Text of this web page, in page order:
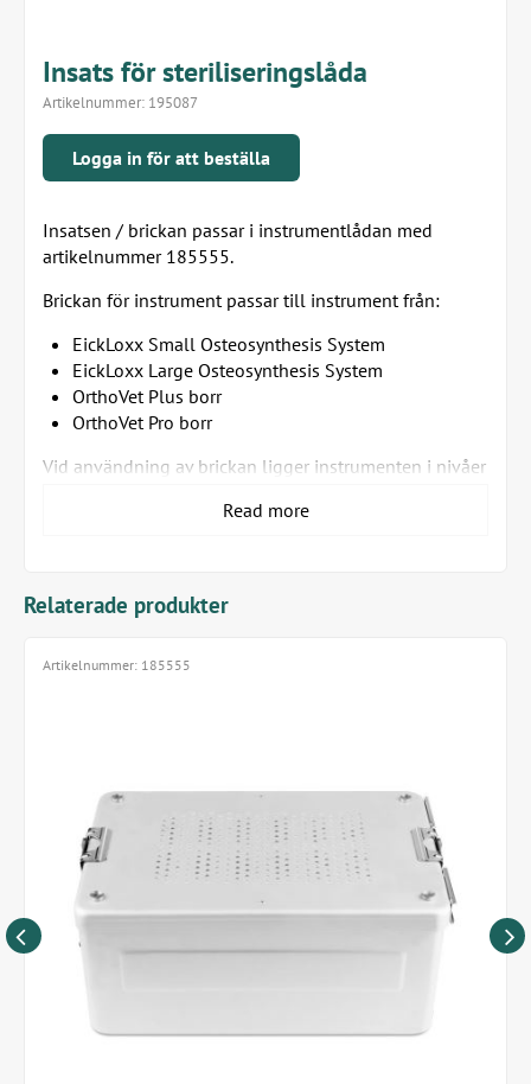
Insats för steriliseringslåda
Artikelnummer: 195087
Logga in för att beställa
Insatsen / brickan passar i instrumentlådan med
artikelnummer 185555.
Brickan för instrument passar till instrument från:
EickLoxx Small Osteosynthesis System
EickLoxx Large Osteosynthesis System
OrthoVet Plus borr
OrthoVet Pro borr
Vid användning av brickan ligger instrumenten i nivåer
eller i en annan lämplig instrumentlåda.
Read more
Relaterade produkter
Artikelnummer: 185555